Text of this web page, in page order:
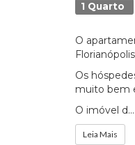
1 Quarto
O
Os
muito bem
O imóvel d...
Leia Mais